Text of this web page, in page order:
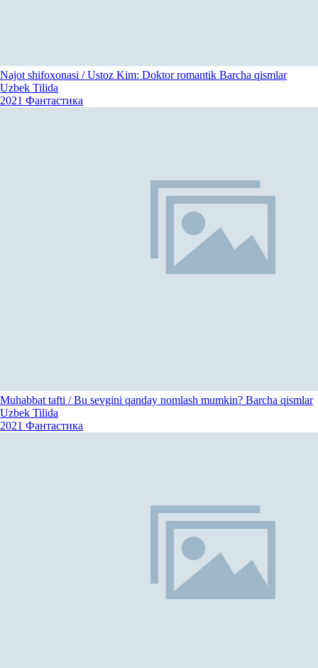
Najot shifoxonasi / Ustoz Kim: Doktor romantik Barcha qismlar
Uzbek Tilida
2021 Фантастика
Muhabbat tafti / Bu sevgini qanday nomlash mumkin? Barcha qismlar
Uzbek Tilida
2021 Фантастика